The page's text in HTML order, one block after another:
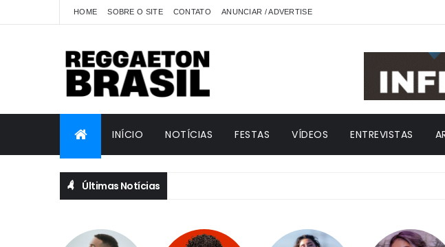
HOME SOBRE O SITE CONTATO ANUNCIAR / ADVERTISE
INÍCIO NOTÍCIAS FESTAS VÍDEOS ENTREVISTAS
Últimas Notícias